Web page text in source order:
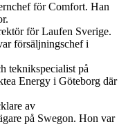
för Comfort. Han
för Laufen Sverige.
försäljningschef i
teknikspecialist på
Energy i Göteborg där
av
på Swegon. Hon var